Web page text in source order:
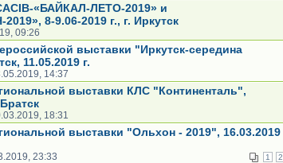
«БАЙКАЛ-ЛЕТО-2019» и
8-9.06-2019 г., г. Иркутск
09:26
выставки "Иркутск-середина
11.05.2019 г.
14:37
выставки КЛС "Континенталь",
18:31
выставки "Ольхон - 2019", 16.03.2019
1 2
23:33